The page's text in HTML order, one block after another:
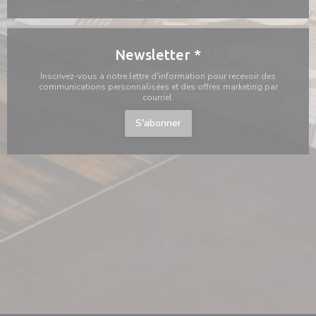
Newsletter *
Inscrivez-vous à notre lettre d'information pour recevoir des
communications personnalisées et des offres marketing par
courriel.
S'abonner